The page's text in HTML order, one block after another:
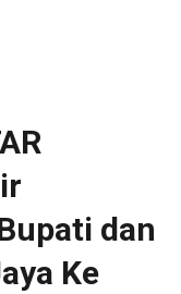
dan
Ke